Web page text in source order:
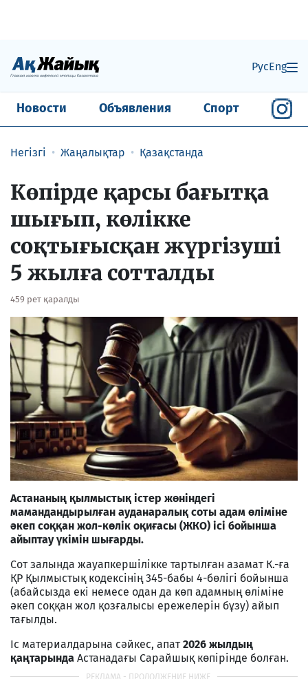
РусEng
Новости Объявления Спорт
Негізгі Жаңалықтар Қазақстанда
​Көпірде қарсы бағытқа
шығып, көлікке
соқтығысқан жүргізуші
5 жылға сотталды
459 рет қаралды
Астананың қылмыстық істер жөніндегі
мамандандырылған ауданаралық соты адам өліміне
әкеп соққан жол-көлік оқиғасы (ЖКО) ісі бойынша
айыптау үкімін шығарды.
Сот залында жауапкершілікке тартылған азамат К.-ға
ҚР Қылмыстық кодексінің 345-бабы 4-бөлігі бойынша
(абайсызда екі немесе одан да көп адамның өліміне
әкеп соққан жол қозғалысы ережелерін бұзу) айып
тағылды.
Іс материалдарына сәйкес, апат2026 жылдың
қаңтарында Астанадағы Сарайшық көпірінде болған.